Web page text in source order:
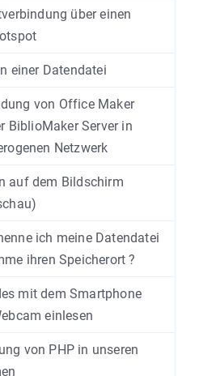
über einen
einer Datendatei
von Office Maker
BiblioMaker Server in
Netzwerk
auf dem Bildschirm
ich meine Datendatei
ihren Speicherort ?
mit dem Smartphone
einlesen
von PHP in unseren